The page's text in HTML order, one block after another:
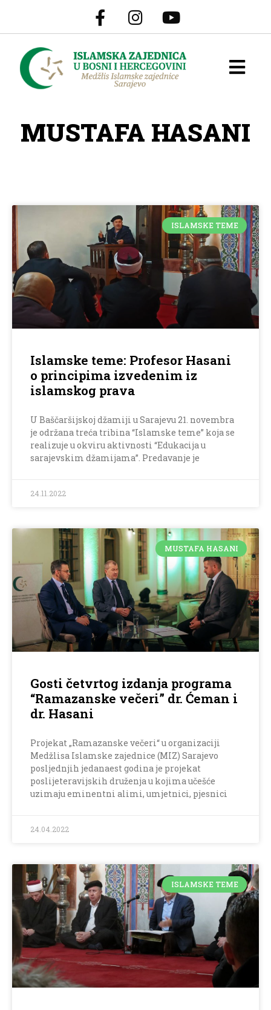
MUSTAFA HASANI
ISLAMSKE TEME
Islamske teme: Profesor Hasani
o principima izvedenim iz
islamskog prava
U Baščaršijskoj džamiji u Sarajevu 21. novembra
je održana treća tribina “Islamske teme” koja se
realizuje u okviru aktivnosti “Edukacija u
sarajevskim džamijama”. Predavanje je
24.11.2022
MUSTAFA HASANI
Gosti četvrtog izdanja programa
“Ramazanske večeri” dr. Ćeman i
dr. Hasani
Projekat „Ramazanske večeri“ u organizaciji
Medžlisa Islamske zajednice (MIZ) Sarajevo
posljednjih jedanaest godina je projekat
poslijeteravijskih druženja u kojima učešće
uzimaju eminentni alimi, umjetnici, pjesnici
24.04.2022
ISLAMSKE TEME